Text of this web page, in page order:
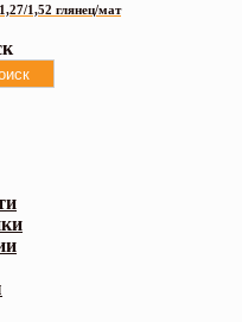
1,52 глянец/мат